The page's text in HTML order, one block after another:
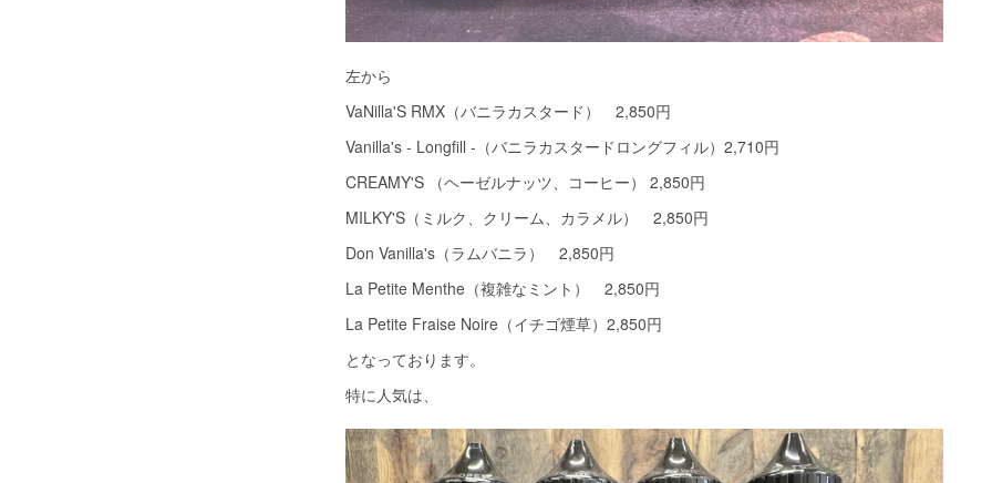
左から
VaNilla'S RMX（バニラカスタード） 2,850円
Vanilla's - Longfill -（バニラカスタードロングフィル）2,710円
CREAMY'S （ヘーゼルナッツ、コーヒー） 2,850円
MILKY'S（ミルク、クリーム、カラメル） 2,850円
Don Vanilla's（ラムバニラ） 2,850円
La Petite Menthe（複雑なミント） 2,850円
La Petite Fraise Noire（イチゴ煙草）2,850円
となっております。
特に人気は、